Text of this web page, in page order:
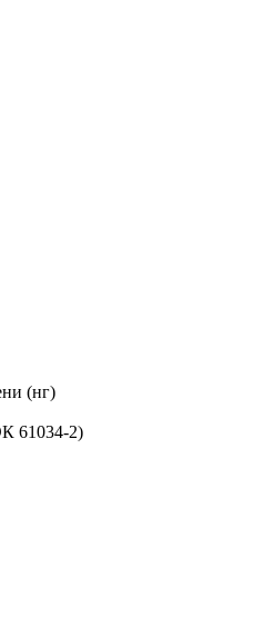
(нг)
61034-2)